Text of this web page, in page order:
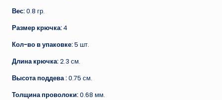
Вес:0.8 гр.
Размер крючка:4
Кол-во в упаковке:5 шт.
Длина крючка:2.3 см.
Высота поддева :0.75 см.
Толщина проволоки:0.68 мм.